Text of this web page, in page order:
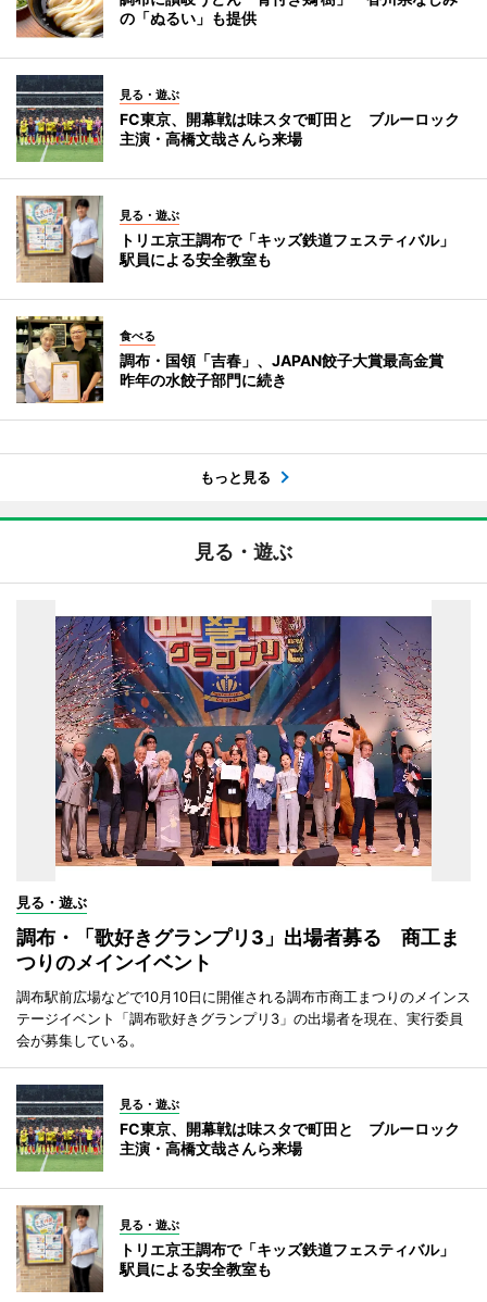
の「ぬるい」も提供
見る・遊ぶ
FC東京、開幕戦は味スタで町田と ブルーロック
主演・高橋文哉さんら来場
見る・遊ぶ
トリエ京王調布で「キッズ鉄道フェスティバル」
駅員による安全教室も
食べる
調布・国領「吉春」、JAPAN餃子大賞最高金賞
昨年の水餃子部門に続き
もっと見る
見る・遊ぶ
見る・遊ぶ
調布・「歌好きグランプリ3」出場者募る 商工ま
つりのメインイベント
調布駅前広場などで10月10日に開催される調布市商工まつりのメインス
テージイベント「調布歌好きグランプリ3」の出場者を現在、実行委員
会が募集している。
見る・遊ぶ
FC東京、開幕戦は味スタで町田と ブルーロック
主演・高橋文哉さんら来場
見る・遊ぶ
トリエ京王調布で「キッズ鉄道フェスティバル」
駅員による安全教室も